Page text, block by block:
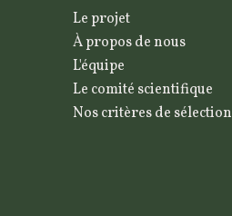
Le projet
À propos de nous
L'équipe
Le comité scientifique
Nos critères de sélection